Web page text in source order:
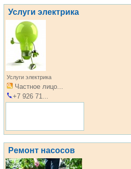
Услуги электрика
Услуги электрика
Частное лицо...
+7 926 71...
Ремонт насосов